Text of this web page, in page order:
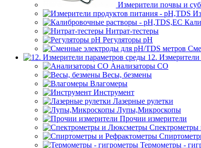
Измерители почвы и
Нитрат-тестеры
Регуляторы pН
12.
Анализаторы CO
Весы, безмены
Влагомеры
Инструмент
Лазерные рулетки
Лупы,Микроскопы
Прочии измерители
Термометры -